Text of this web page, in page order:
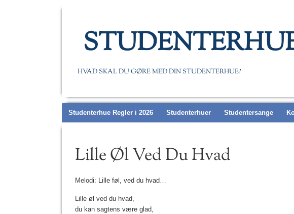
HVAD SKAL DU GØRE MED DIN STUDENTERHUE?
Main menu
Studenterhue Regler i 2026 Studenterhuer Studentersange
Lille Øl Ved Du Hvad
Melodi: Lille føl, ved du hvad…
Lille øl ved du hvad,
du kan sagtens være glad,